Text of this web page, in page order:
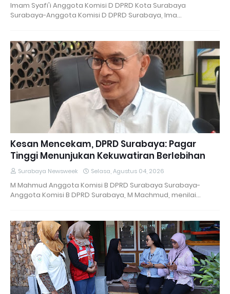
Imam Syafi'i Anggota Komisi D DPRD Kota Surabaya
Surabaya-Anggota Komisi D DPRD Surabaya, Ima…
Kesan Mencekam, DPRD Surabaya: Pagar
Tinggi Menunjukan Kekuwatiran Berlebihan
Surabaya Newsweek Selasa, Agustus 04, 2026
M Mahmud Anggota Komisi B DPRD Surabaya Surabaya-
Anggota Komisi B DPRD Surabaya, M Machmud, menilai…